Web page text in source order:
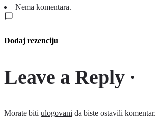
Nema komentara.
Dodaj rezenciju
Leave a Reply ·
Morate biti ulogovani da biste ostavili komentar.